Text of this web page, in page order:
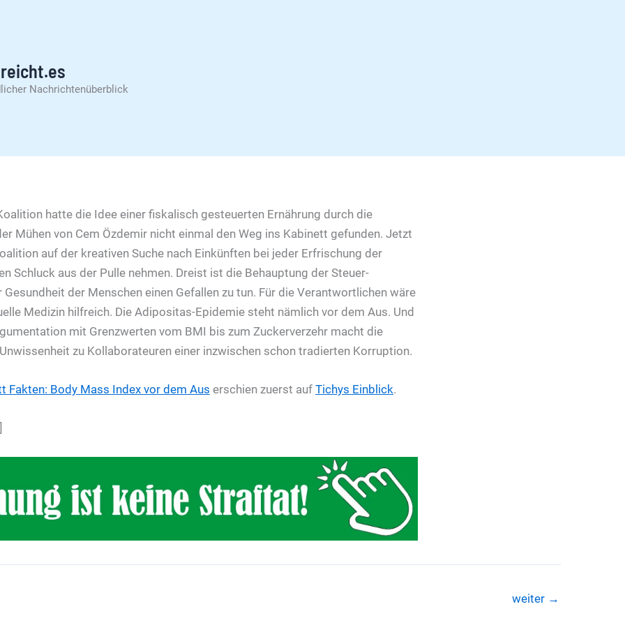
Nachrichtenüberblick
hatte die Idee einer fiskalisch gesteuerten Ernährung durch die
Mühen von Cem Özdemir nicht einmal den Weg ins Kabinett gefunden. Jetzt
auf der kreativen Suche nach Einkünften bei jeder Erfrischung der
Schluck aus der Pulle nehmen. Dreist ist die Behauptung der Steuer-
der Menschen einen Gefallen zu tun. Für die Verantwortlichen wäre
Medizin hilfreich. Die Adipositas-Epidemie steht nämlich vor dem Aus. Und
mit Grenzwerten vom BMI bis zum Zuckerverzehr macht die
zu Kollaborateuren einer inzwischen schon tradierten Korruption.
Fakten: Body Mass Index vor dem Aus erschien zuerst auf Tichys Einblick.
weiter →